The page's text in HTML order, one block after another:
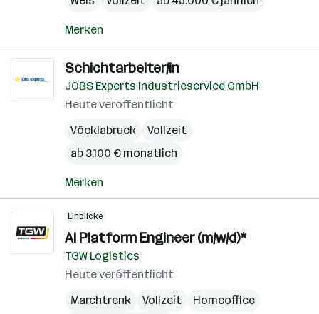
Merken
Schichtarbeiter/in
JOBS Experts Industrieservice GmbH
Heute veröffentlicht
Vöcklabruck
Vollzeit
ab 3.100 € monatlich
Merken
Einblicke
AI Platform Engineer (m/w/d)*
TGW Logistics
Heute veröffentlicht
Marchtrenk
Vollzeit Homeoffice